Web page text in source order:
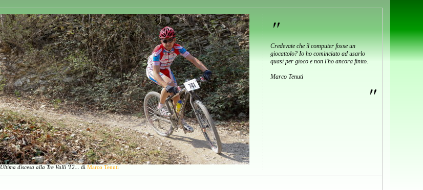
Ultima discesa alla Tre Valli '12... di Marco Tenuti
"
Credevate che il computer fosse un
giocattolo? Io ho cominciato ad usarlo
quasi per gioco e non l'ho ancora finito.
Marco Tenuti
"